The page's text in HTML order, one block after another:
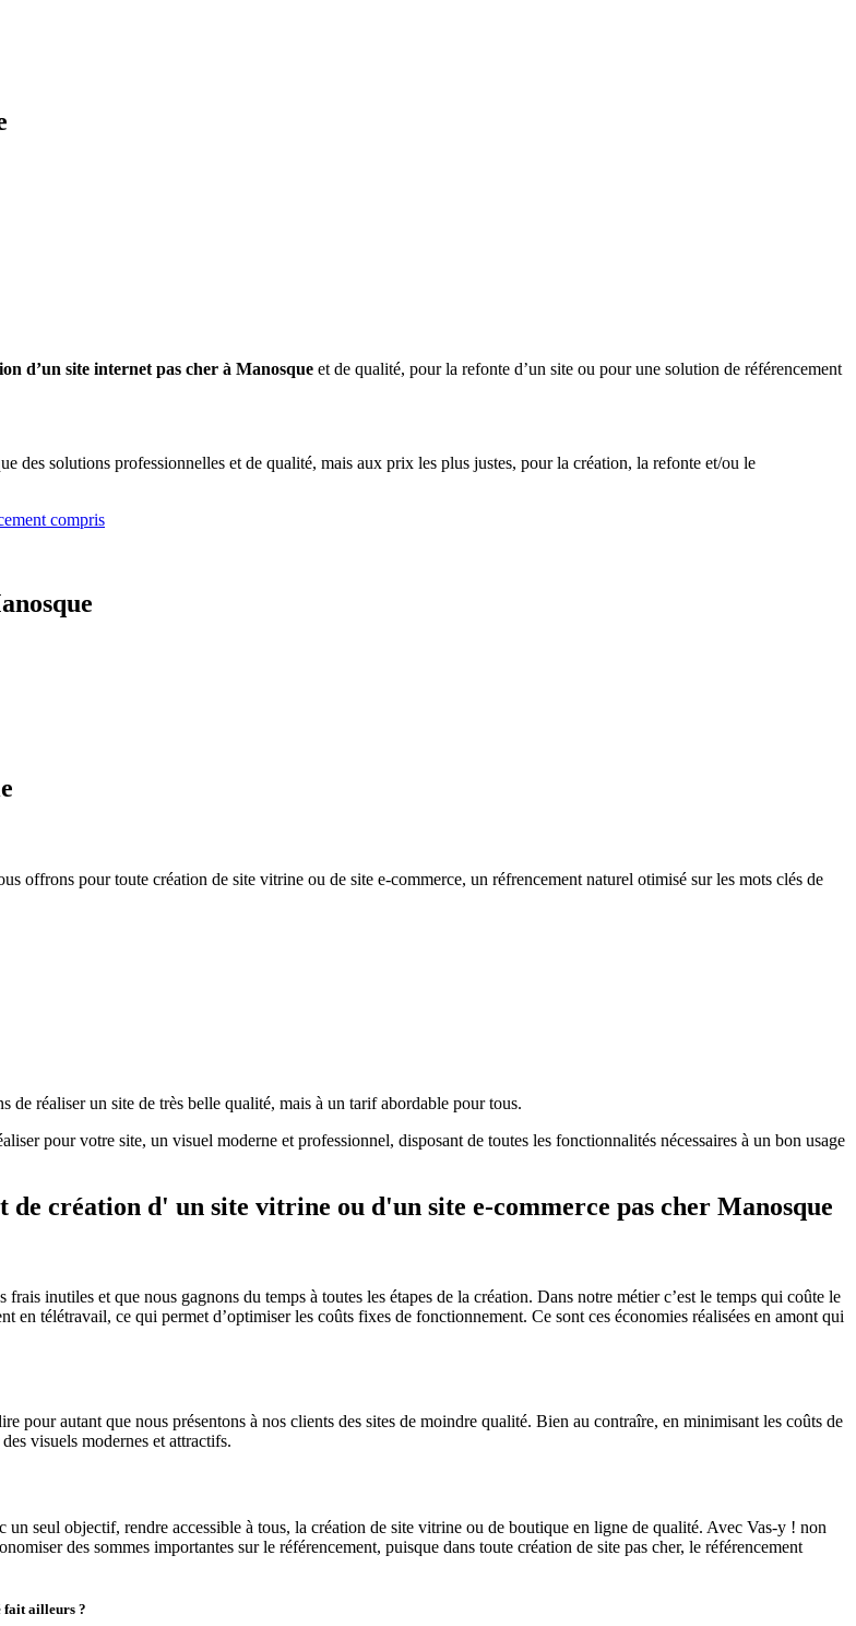
d’un site internet pas cher à Manosque et de qualité, pour la refonte d’un site ou pour une solution de référencement
des solutions professionnelles et de qualité, mais aux prix les plus justes, pour la création, la refonte et/ou le
compris
offrons pour toute création de site vitrine ou de site e-commerce, un réfrencement naturel otimisé sur les mots clés de
réaliser un site de très belle qualité, mais à un tarif abordable pour tous.
pour votre site, un visuel moderne et professionnel, disposant de toutes les fonctionnalités nécessaires à un bon usage
création d' un site vitrine ou d'un site e-commerce pas cher Manosque
inutiles et que nous gagnons du temps à toutes les étapes de la création. Dans notre métier c’est le temps qui coûte le
télétravail, ce qui permet d’optimiser les coûts fixes de fonctionnement. Ce sont ces économies réalisées en amont qui
pour autant que nous présentons à nos clients des sites de moindre qualité. Bien au contraîre, en minimisant les coûts de
visuels modernes et attractifs.
seul objectif, rendre accessible à tous, la création de site vitrine ou de boutique en ligne de qualité. Avec Vas-y ! non
des sommes importantes sur le référencement, puisque dans toute création de site pas cher, le référencement
fait ailleurs ?